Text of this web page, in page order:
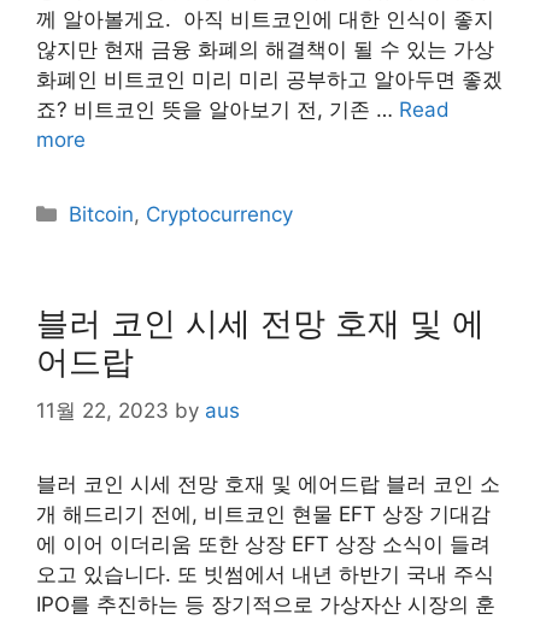
께 알아볼게요. ​ 아직 비트코인에 대한 인식이 좋지
않지만 현재 금융 화폐의 해결책이 될 수 있는 가상
화폐인 비트코인 미리 미리 공부하고 알아두면 좋겠
죠? 비트코인 뜻을 알아보기 전, 기존 … Read
more
Categories
Bitcoin, Cryptocurrency
블러 코인 시세 전망 호재 및 에
어드랍
11월 22, 2023 by aus
블러 코인 시세 전망 호재 및 에어드랍 블러 코인 소
개 해드리기 전에, 비트코인 현물 EFT 상장 기대감
에 이어 이더리움 또한 상장 EFT 상장 소식이 들려
오고 있습니다. 또 빗썸에서 내년 하반기 국내 주식
IPO를 추진하는 등 장기적으로 가상자산 시장의 훈